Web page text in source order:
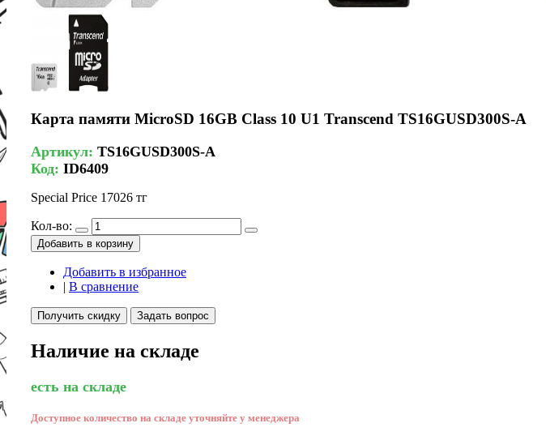
Карта памяти MicroSD 16GB Class 10 U1 Transcend TS16GUSD300S-A
Артикул: TS16GUSD300S-A
Код: ID6409
Special Price 17026 тг
Кол-во:
Добавить в корзину
Добавить в избранное
| В сравнение
Получить скидку Задать вопрос
Наличие на складе
есть на складе
Доступное количество на складе уточняйте у менеджера